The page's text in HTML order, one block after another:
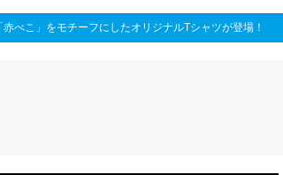
べこ」をモチーフにしたオリジナルTシャツが登場！